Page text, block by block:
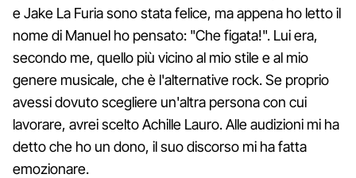
e Jake La Furia sono stata felice, ma appena ho letto il
nome di Manuel ho pensato: "Che figata!". Lui era,
secondo me, quello più vicino al mio stile e al mio
genere musicale, che è l'alternative rock. Se proprio
avessi dovuto scegliere un'altra persona con cui
lavorare, avrei scelto Achille Lauro. Alle audizioni mi ha
detto che ho un dono, il suo discorso mi ha fatta
emozionare.